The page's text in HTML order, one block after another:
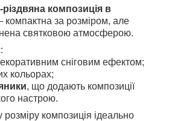
композиція в
за розміром, але
святковою атмосферою.
сніговим ефектом;
кольорах;
, що додають композиції
настрою.
композиція ідеально